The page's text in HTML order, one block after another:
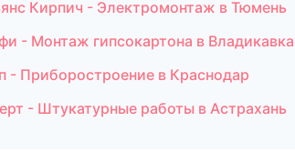
Кирпич - Электромонтаж в Тюмень
- Монтаж гипсокартона в
- Приборостроение в Краснодар
- Штукатурные работы в Астрахань